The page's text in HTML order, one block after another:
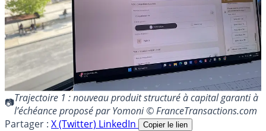
Trajectoire 1 : nouveau produit structuré à capital garanti à
l’échéance proposé par Yomoni © FranceTransactions.com
Partager : X (Twitter) LinkedIn Copier le lien